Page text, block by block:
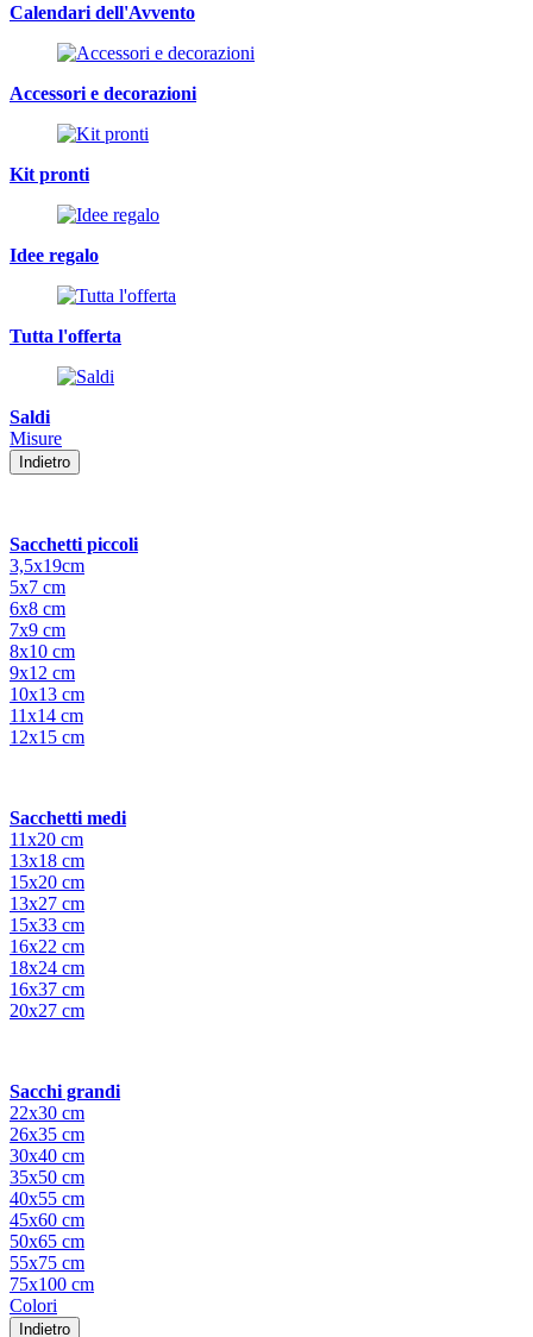
Calendari dell'Avvento
Accessori e decorazioni
Kit pronti
Idee regalo
Tutta l'offerta
Saldi
Misure
Indietro
Sacchetti piccoli
3,5x19cm
5x7 cm
6x8 cm
7x9 cm
8x10 cm
9x12 cm
10x13 cm
11x14 cm
12x15 cm
Sacchetti medi
11x20 cm
13x18 cm
15x20 cm
13x27 cm
15x33 cm
16x22 cm
18x24 cm
16x37 cm
20x27 cm
Sacchi grandi
22x30 cm
26x35 cm
30x40 cm
35x50 cm
40x55 cm
45x60 cm
50x65 cm
55x75 cm
75x100 cm
Colori
Indietro